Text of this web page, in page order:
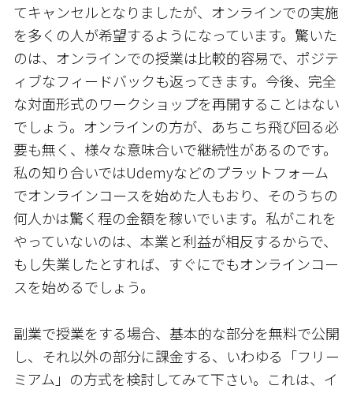
てキャンセルとなりましたが、オンラインでの実施
を多くの人が希望するようになっています。驚いた
のは、オンラインでの授業は比較的容易で、ポジテ
ィブなフィードバックも返ってきます。今後、完全
な対面形式のワークショップを再開することはない
でしょう。オンラインの方が、あちこち飛び回る必
要も無く、様々な意味合いで継続性があるのです。
私の知り合いではUdemyなどのプラットフォーム
でオンラインコースを始めた人もおり、そのうちの
何人かは驚く程の金額を稼いでいます。私がこれを
やっていないのは、本業と利益が相反するからで、
もし失業したとすれば、すぐにでもオンラインコー
スを始めるでしょう。
副業で授業をする場合、基本的な部分を無料で公開
し、それ以外の部分に課金する、いわゆる「フリー
ミアム」の方式を検討してみて下さい。これは、イ